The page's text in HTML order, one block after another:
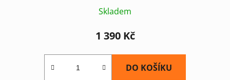
Skladem
1 390 Kč
DO KOŠÍKU